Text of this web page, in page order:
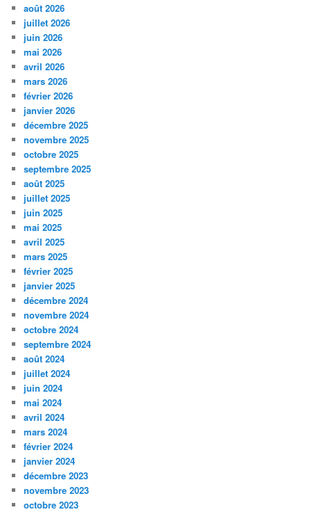
août 2026
juillet 2026
juin 2026
mai 2026
avril 2026
mars 2026
février 2026
janvier 2026
décembre 2025
novembre 2025
octobre 2025
septembre 2025
août 2025
juillet 2025
juin 2025
mai 2025
avril 2025
mars 2025
février 2025
janvier 2025
décembre 2024
novembre 2024
octobre 2024
septembre 2024
août 2024
juillet 2024
juin 2024
mai 2024
avril 2024
mars 2024
février 2024
janvier 2024
décembre 2023
novembre 2023
octobre 2023